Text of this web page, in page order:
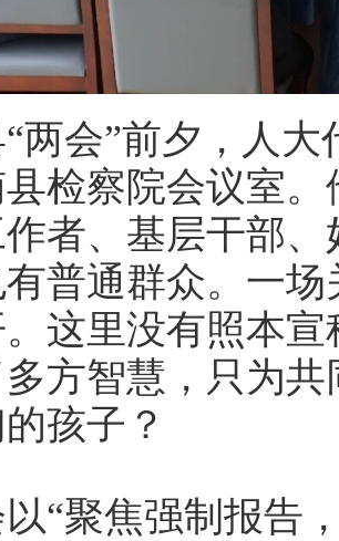
两会”前夕，人
县检察院会议室
作者、基层干部
普通群众。一
这里没有照本
方智慧，只为
孩子？
“聚焦强制报告